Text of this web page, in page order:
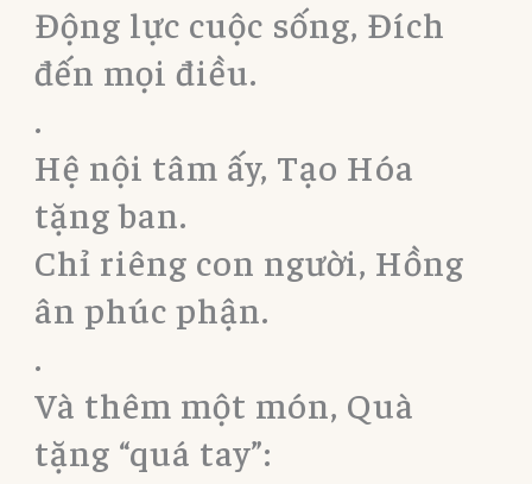
Động lực cuộc sống, Đích
đến mọi điều.
.
Hệ nội tâm ấy, Tạo Hóa
tặng ban.
Chỉ riêng con người, Hồng
ân phúc phận.
.
Và thêm một món, Quà
tặng “quá tay”: